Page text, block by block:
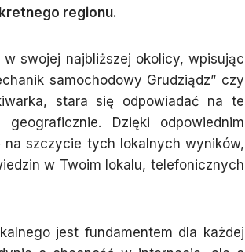
regionu.
swojej najbliższej okolicy, wpisując
samochodowy Grudziądz” czy
stara się odpowiadać na te
Dzięki odpowiednim
na szczycie tych lokalnych wyników,
w Twoim lokalu, telefonicznych
jest fundamentem dla każdej